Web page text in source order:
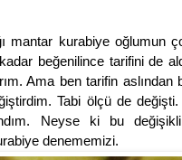
mantar kurabiye
beğenilince tarifini de
Ama ben tarifin
Tabi ölçü de
Neyse ki bu
denememizi.